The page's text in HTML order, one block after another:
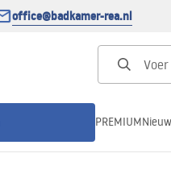
office@badkamer-rea.nl
PREMIUM